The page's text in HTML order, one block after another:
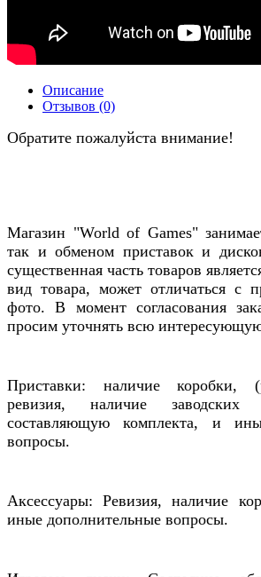
Описание
Отзывов (0)
Обратите пожалуйста внимание!
Магазин "World of Games"
так и обменом приставок и
существенная часть товаров
вид товара, может отличаться с
фото. В момент согласования
просим уточнять всю
Приставки: наличие коробки,
ревизия, наличие
составляющую комплекта, и
вопросы.
Аксессуары: Ревизия, наличие
иные дополнительные вопросы.